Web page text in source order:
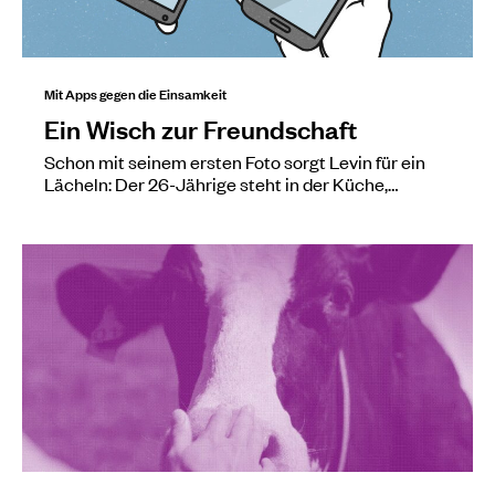
Mit Apps gegen die Einsamkeit
Ein Wisch zur Freundschaft
Schon mit seinem ersten Foto sorgt Levin für ein
Lächeln: Der 26-Jährige steht in der Küche,…